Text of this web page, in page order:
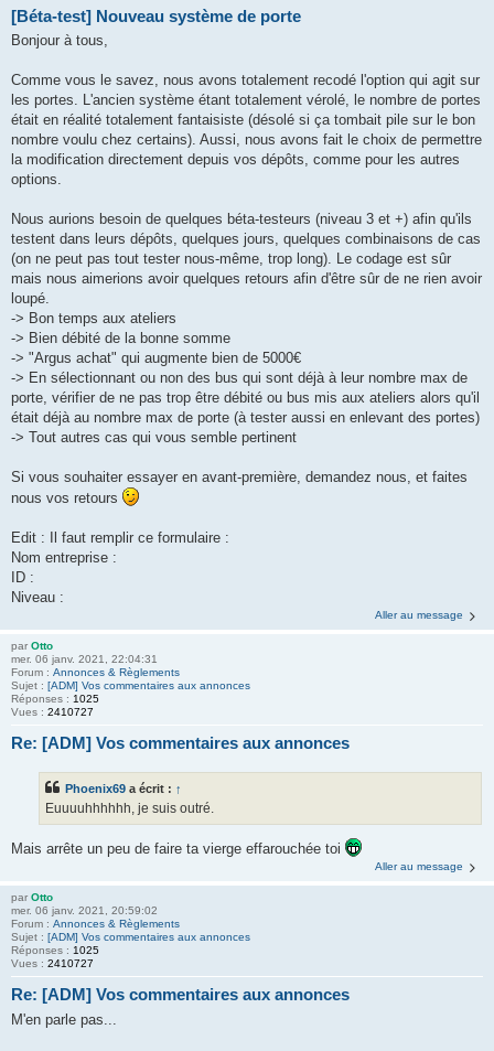
[Béta-test] Nouveau système de porte
Bonjour à tous,
Comme vous le savez, nous avons totalement recodé l'option qui agit sur
les portes. L'ancien système étant totalement vérolé, le nombre de portes
était en réalité totalement fantaisiste (désolé si ça tombait pile sur le bon
nombre voulu chez certains). Aussi, nous avons fait le choix de permettre
la modification directement depuis vos dépôts, comme pour les autres
options.
Nous aurions besoin de quelques béta-testeurs (niveau 3 et +) afin qu'ils
testent dans leurs dépôts, quelques jours, quelques combinaisons de cas
(on ne peut pas tout tester nous-même, trop long). Le codage est sûr
mais nous aimerions avoir quelques retours afin d'être sûr de ne rien avoir
loupé.
-> Bon temps aux ateliers
-> Bien débité de la bonne somme
-> "Argus achat" qui augmente bien de 5000€
-> En sélectionnant ou non des bus qui sont déjà à leur nombre max de
porte, vérifier de ne pas trop être débité ou bus mis aux ateliers alors qu'il
était déjà au nombre max de porte (à tester aussi en enlevant des portes)
-> Tout autres cas qui vous semble pertinent
Si vous souhaiter essayer en avant-première, demandez nous, et faites
nous vos retours
Edit : Il faut remplir ce formulaire :
Nom entreprise :
ID :
Niveau :
Aller au message
par Otto
mer. 06 janv. 2021, 22:04:31
Forum : Annonces & Règlements
Sujet : [ADM] Vos commentaires aux annonces
Réponses : 1025
Vues : 2410727
Re: [ADM] Vos commentaires aux annonces
Phoenix69 a écrit : ↑
Euuuuhhhhhh, je suis outré.
Mais arrête un peu de faire ta vierge effarouchée toi
Aller au message
par Otto
mer. 06 janv. 2021, 20:59:02
Forum : Annonces & Règlements
Sujet : [ADM] Vos commentaires aux annonces
Réponses : 1025
Vues : 2410727
Re: [ADM] Vos commentaires aux annonces
M'en parle pas...